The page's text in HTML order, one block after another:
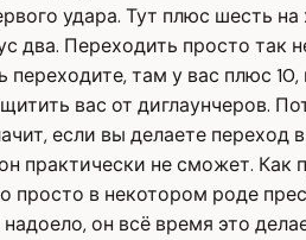
удара. Тут плюс шесть
два. Переходить просто
переходите, там у вас плюс
вас от диглаунчеров.
если вы делаете
практически не сможет.
просто в некотором роде
он всё время это